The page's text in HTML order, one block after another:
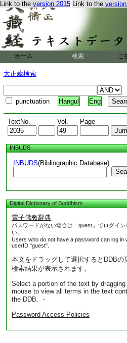
Link to the version 2015 Link to the
ホーム 検索 ご
大正蔵検索
punctuation Hangul Eng
TextNo. Vol. Page
INBUDS
INBUDS(Bibliographic Database)
Digital Dictionary of Buddhism
電子佛教辭典
パスワードがない場合は「guest」でログイン
い。
Users who do not have a password can log in
userID "guest".
本文をドラッグして選択するとDDBの
検索結果が表示されます。
Select a portion of the text by dragging
mouse to view all terms in the text
the DDB. ・
Password Access Policies